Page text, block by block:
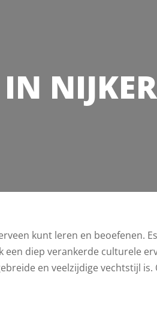
kunt leren en beoefenen.
diep verankerde culturele
en veelzijdige vechtstijl